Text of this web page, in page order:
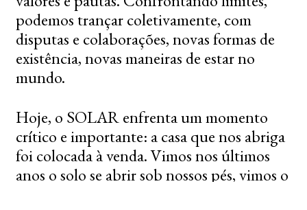
podemos trançar coletivamente, com
disputas e colaborações, novas formas de
existência, novas maneiras de estar no
mundo.
Hoje, o SOLAR enfrenta um momento
crítico e importante: a casa que nos abriga
foi colocada à venda. Vimos nos últimos
anos o solo se abrir sob nossos pés, vimos o